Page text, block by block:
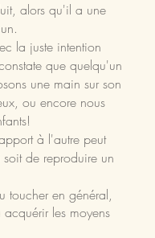
alors qu'il a une
la juste intention
que quelqu'un
une main sur son
ou encore nous
à l'autre peut
de reproduire un
toucher en général,
les moyens